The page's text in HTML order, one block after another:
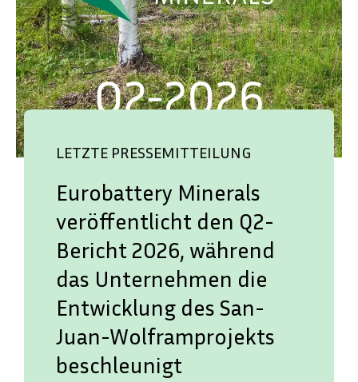
LETZTE PRESSEMITTEILUNG
Eurobattery Minerals
veröffentlicht den Q2-
Bericht 2026, während
das Unternehmen die
Entwicklung des San-
Juan-Wolframprojekts
beschleunigt